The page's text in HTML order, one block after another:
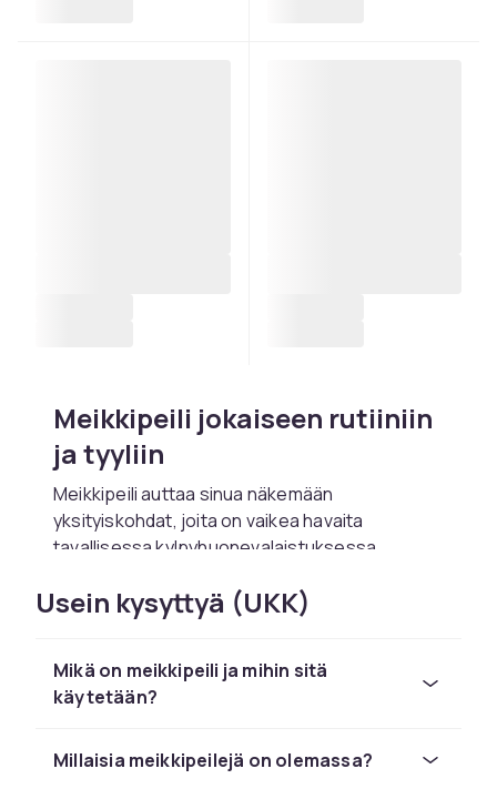
Meikkipeili jokaiseen rutiiniin
ja tyyliin
Meikkipeili auttaa sinua näkemään
yksityiskohdat, joita on vaikea havaita
tavallisessa kylpyhuonevalaistuksessa.
erityistilaisuuksissa, oikea peili tekee
meikkaamisesta helpompaa ja tuloksesta
laajassa valikoimassa eri kokoja, muotoja ja
malleja.
Valaistuksella varustetut
Usein kysyttyä (UKK)
Mikä on meikkipeili ja mihin sitä
käytetään?
Millaisia ​​meikkipeilejä on olemassa?